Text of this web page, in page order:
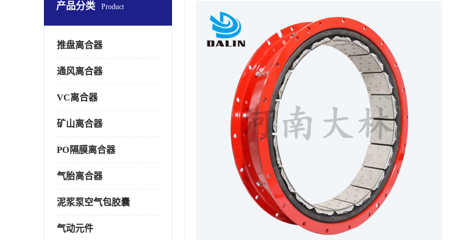
产品分类 Product
推盘离合器
通风离合器
VC离合器
矿山离合器
PO隔膜离合器
气胎离合器
泥浆泵空气包胶囊
气动元件